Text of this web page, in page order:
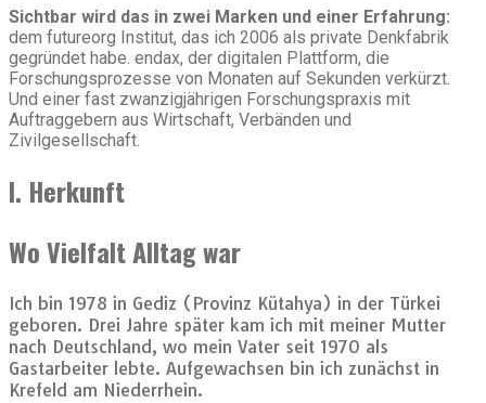
Sichtbar wird das in zwei Marken und einer Erfahrung:
dem futureorg Institut, das ich 2006 als private Denkfabrik
gegründet habe. endax, der digitalen Plattform, die
Forschungsprozesse von Monaten auf Sekunden verkürzt.
Und einer fast zwanzigjährigen Forschungspraxis mit
Auftraggebern aus Wirtschaft, Verbänden und
Zivilgesellschaft.
I. Herkunft
Wo Vielfalt Alltag war
Ich bin 1978 in Gediz (Provinz Kütahya) in der Türkei
geboren. Drei Jahre später kam ich mit meiner Mutter
nach Deutschland, wo mein Vater seit 1970 als
Gastarbeiter lebte. Aufgewachsen bin ich zunächst in
Krefeld am Niederrhein.